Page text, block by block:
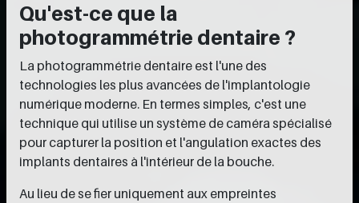
Qu'est-ce que la
photogrammétrie dentaire ?
La photogrammétrie dentaire est l'une des
technologies les plus avancées de l'implantologie
numérique moderne. En termes simples, c'est une
technique qui utilise un système de caméra spécialisé
pour capturer la position et l'angulation exactes des
implants dentaires à l'intérieur de la bouche.
Au lieu de se fier uniquement aux empreintes